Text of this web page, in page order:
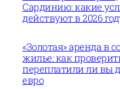
Сардинию: какие
действуют в 2026
«Золотая» аренда в
жилье: как
переплатили ли вы
евро